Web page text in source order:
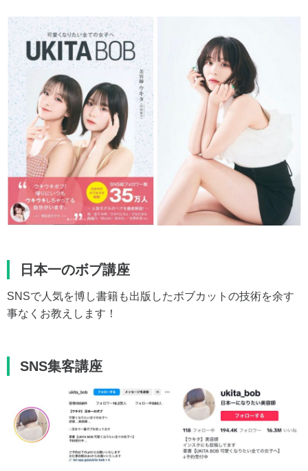
日本一のボブ講座
SNSで人気を博し書籍も出版したボブカットの技術を余す
事なくお教えします！
SNS集客講座